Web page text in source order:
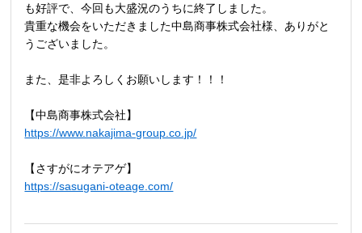
も好評で、今回も大盛況のうちに終了しました。
貴重な機会をいただきました中島商事株式会社様、ありがと
うございました。
また、是非よろしくお願いします！！！
【中島商事株式会社】
https://www.nakajima-group.co.jp/
【さすがにオテアゲ】
https://sasugani-oteage.com/